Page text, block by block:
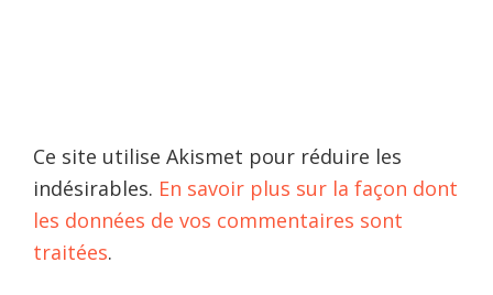
Ce site utilise Akismet pour réduire les
indésirables. En savoir plus sur la façon dont
les données de vos commentaires sont
traitées.